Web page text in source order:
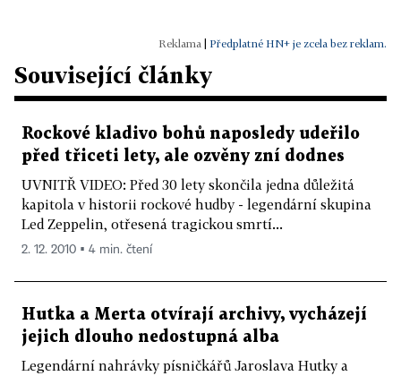
Předplatné HN+ je zcela bez reklam.
Související články
Rockové kladivo bohů naposledy udeřilo
před třiceti lety, ale ozvěny zní dodnes
UVNITŘ VIDEO: Před 30 lety skončila jedna důležitá
kapitola v historii rockové hudby - legendární skupina
Led Zeppelin, otřesená tragickou smrtí...
2. 12. 2010 ▪ 4 min. čtení
Hutka a Merta otvírají archivy, vycházejí
jejich dlouho nedostupná alba
Legendární nahrávky písničkářů Jaroslava Hutky a